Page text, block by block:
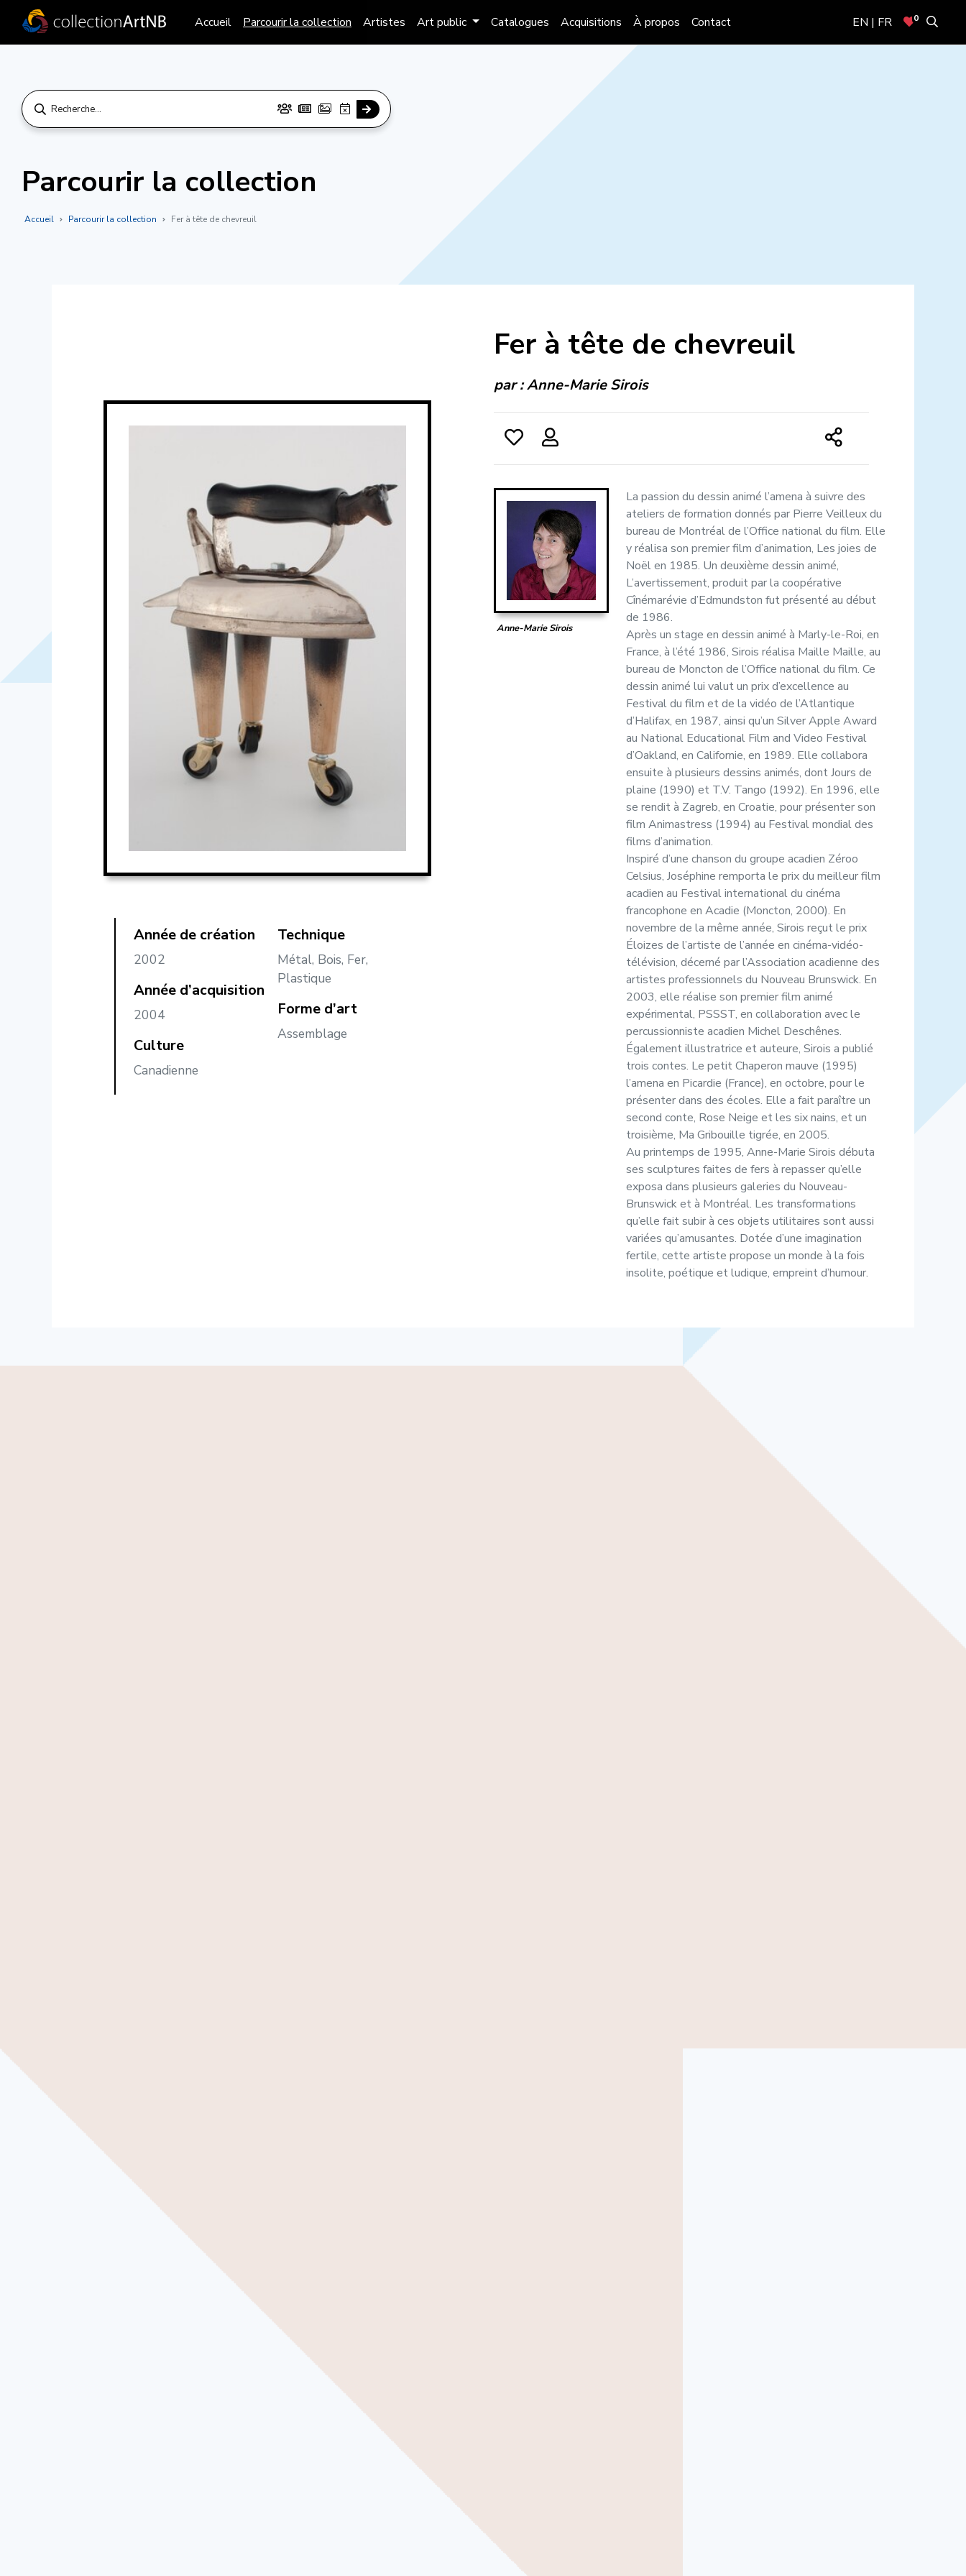
Accueil Parcourir la collection Artistes Art public Catalogues Acquisitions À propos Contact EN | FR 0
Parcourir la collection
Accueil Parcourir la collection Fer à tête de chevreuil
Année de création
2002
Année d’acquisition
2004
Culture
Canadienne
Technique
Métal, Bois, Fer,
Plastique
Forme d’art
Assemblage
Fer à tête de chevreuil
par :Anne-Marie Sirois
Anne-Marie Sirois
La passion du dessin animé l’amena à suivre des
ateliers de formation donnés par Pierre Veilleux du
bureau de Montréal de l’Office national du film. Elle
y réalisa son premier film d’animation, Les joies de
Noël en 1985. Un deuxième dessin animé,
L’avertissement, produit par la coopérative
Cînémarévie d’Edmundston fut présenté au début
de 1986.
Après un stage en dessin animé à Marly-le-Roi, en
France, à l’été 1986, Sirois réalisa Maille Maille, au
bureau de Moncton de l’Office national du film. Ce
dessin animé lui valut un prix d’excellence au
Festival du film et de la vidéo de l’Atlantique
d’Halifax, en 1987, ainsi qu’un Silver Apple Award
au National Educational Film and Video Festival
d’Oakland, en Californie, en 1989. Elle collabora
ensuite à plusieurs dessins animés, dont Jours de
plaine (1990) et T.V. Tango (1992). En 1996, elle
se rendit à Zagreb, en Croatie, pour présenter son
film Animastress (1994) au Festival mondial des
films d’animation.
Inspiré d’une chanson du groupe acadien Zéroo
Celsius, Joséphine remporta le prix du meilleur film
acadien au Festival international du cinéma
francophone en Acadie (Moncton, 2000). En
novembre de la même année, Sirois reçut le prix
Éloizes de l’artiste de l’année en cinéma-vidéo-
télévision, décerné par l’Association acadienne des
artistes professionnels du Nouveau Brunswick. En
2003, elle réalise son premier film animé
expérimental, PSSST, en collaboration avec le
percussionniste acadien Michel Deschênes.
Également illustratrice et auteure, Sirois a publié
trois contes. Le petit Chaperon mauve (1995)
l’amena en Picardie (France), en octobre, pour le
présenter dans des écoles. Elle a fait paraître un
second conte, Rose Neige et les six nains, et un
troisième, Ma Gribouille tigrée, en 2005.
Au printemps de 1995, Anne-Marie Sirois débuta
ses sculptures faites de fers à repasser qu’elle
exposa dans plusieurs galeries du Nouveau-
Brunswick et à Montréal. Les transformations
qu’elle fait subir à ces objets utilitaires sont aussi
variées qu’amusantes. Dotée d’une imagination
fertile, cette artiste propose un monde à la fois
insolite, poétique et ludique, empreint d’humour.